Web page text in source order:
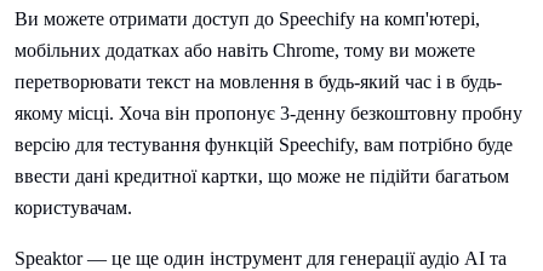
Ви можете отримати доступ до Speechify на комп'ютері,
мобільних додатках або навіть Chrome, тому ви можете
перетворювати текст на мовлення в будь-який час і в будь-
якому місці. Хоча він пропонує 3-денну безкоштовну пробну
версію для тестування функцій Speechify, вам потрібно буде
ввести дані кредитної картки, що може не підійти багатьом
користувачам.
Speaktor — це ще один інструмент для генерації аудіо AI та